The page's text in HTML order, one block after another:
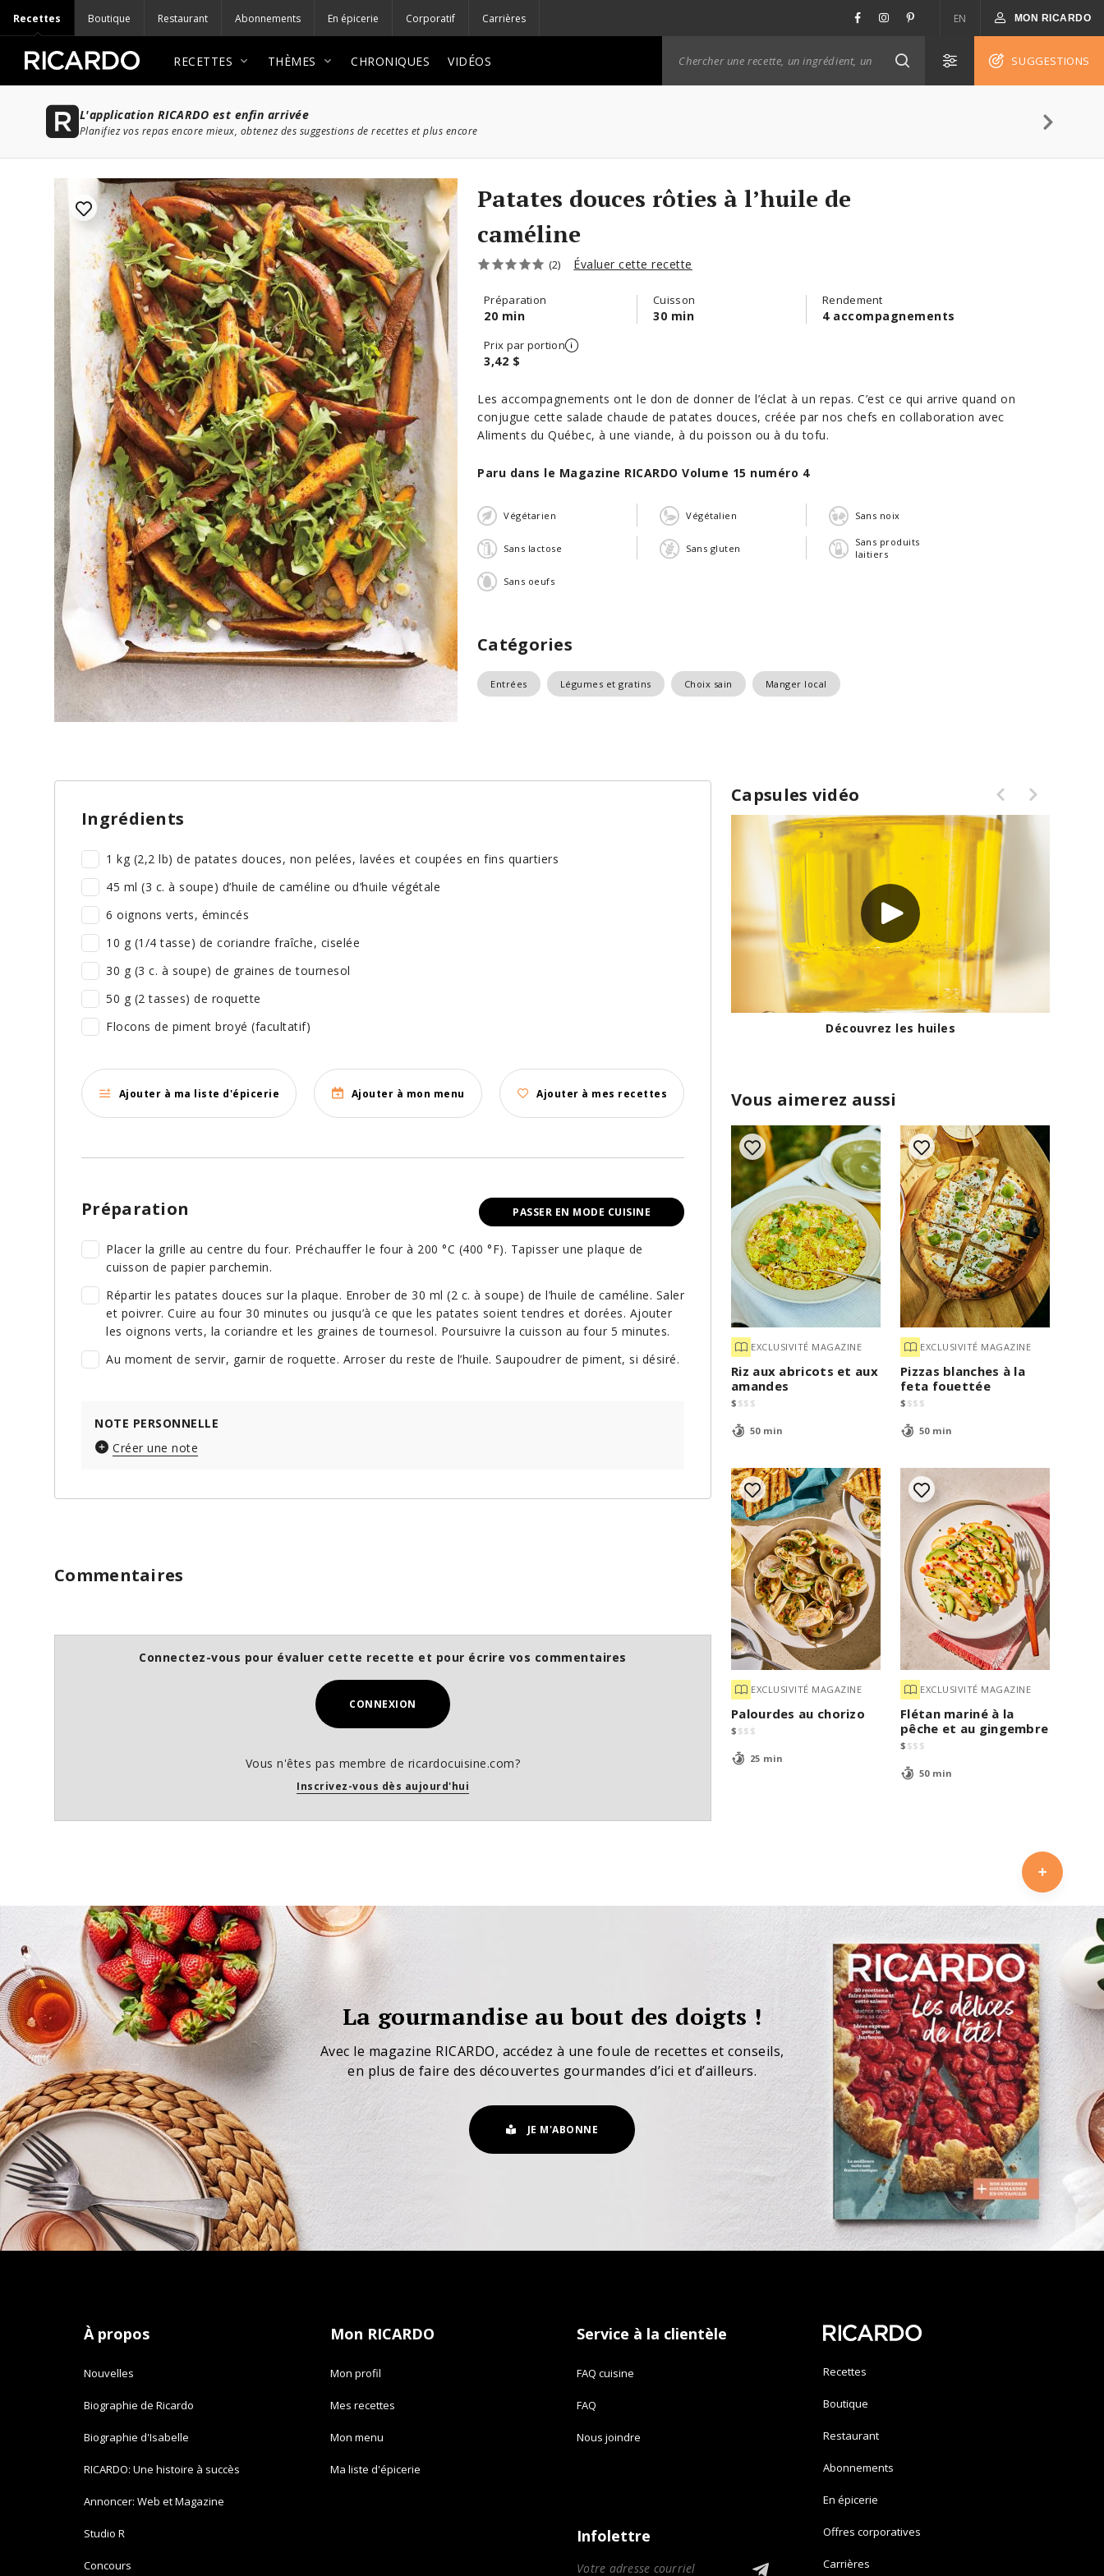
Recettes Boutique Restaurant Abonnements En épicerie Corporatif Carrières EN MON RICARDO
RECETTES THÈMES CHRONIQUES VIDÉOS SUGGESTIONS
L'application RICARDO est enfin arrivée
Planifiez vos repas encore mieux, obtenez des suggestions de recettes et plus encore
Patates douces rôties à l’huile de
caméline
(2) Évaluer cette recette
Préparation
20 min
Cuisson
30 min
Rendement
4 accompagnements
Prix par portion
3,42 $
Les accompagnements ont le don de donner de l’éclat à un repas. C’est ce qui arrive quand on
conjugue cette salade chaude de patates douces, créée par nos chefs en collaboration avec
Aliments du Québec, à une viande, à du poisson ou à du tofu.
Paru dans le Magazine RICARDO Volume 15 numéro 4
Végétarien Végétalien Sans noix
Sans lactose Sans gluten
Sans produits
laitiers
Sans oeufs
Catégories
Entrées Légumes et gratins Choix sain Manger local
Capsules vidéo
Découvrez les huiles
Vous aimerez aussi
EXCLUSIVITÉ MAGAZINE
Riz aux abricots et aux
amandes
$ $$ $
50 min
EXCLUSIVITÉ MAGAZINE
Pizzas blanches à la
feta fouettée
$ $$ $
50 min
EXCLUSIVITÉ MAGAZINE
Palourdes au chorizo
$ $$ $
25 min
EXCLUSIVITÉ MAGAZINE
Flétan mariné à la
pêche et au gingembre
$ $$ $
50 min
Ingrédients
1 kg (2,2 lb) de patates douces, non pelées, lavées et coupées en fins quartiers
45 ml (3 c. à soupe) d’huile de caméline ou d’huile végétale
6 oignons verts, émincés
10 g (1/4 tasse) de coriandre fraîche, ciselée
30 g (3 c. à soupe) de graines de tournesol
50 g (2 tasses) de roquette
Flocons de piment broyé (facultatif)
Ajouter à ma liste d'épicerie Ajouter à mon menu Ajouter à mes recettes
PASSER EN MODE CUISINE
Préparation
Placer la grille au centre du four. Préchauffer le four à 200 °C (400 °F). Tapisser une plaque de
cuisson de papier parchemin.
Répartir les patates douces sur la plaque. Enrober de 30 ml (2 c. à soupe) de l’huile de caméline. Saler
et poivrer. Cuire au four 30 minutes ou jusqu’à ce que les patates soient tendres et dorées. Ajouter
les oignons verts, la coriandre et les graines de tournesol. Poursuivre la cuisson au four 5 minutes.
Au moment de servir, garnir de roquette. Arroser du reste de l’huile. Saupoudrer de piment, si désiré.
NOTE PERSONNELLE
Créer une note
Commentaires
Connectez-vous pour évaluer cette recette et pour écrire vos commentaires
CONNEXION
Vous n'êtes pas membre de ricardocuisine.com?
Inscrivez-vous dès aujourd'hui
La gourmandise au bout des doigts !
Avec le magazine RICARDO, accédez à une foule de recettes et conseils,
en plus de faire des découvertes gourmandes d’ici et d’ailleurs.
JE M'ABONNE
À propos
Nouvelles
Biographie de Ricardo
Biographie d'Isabelle
RICARDO: Une histoire à succès
Annoncer: Web et Magazine
Studio R
Concours
Mon RICARDO
Mon profil
Mes recettes
Mon menu
Ma liste d'épicerie
Service à la clientèle
FAQ cuisine
FAQ
Nous joindre
Infolettre
Recettes
Boutique
Restaurant
Abonnements
En épicerie
Offres corporatives
Carrières